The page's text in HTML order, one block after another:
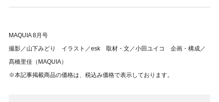
MAQUIA 8月号
撮影／山下みどり イラスト／esk 取材・文／小田ユイコ 企画・構成／
髙橋里佳（MAQUIA）
※本記事掲載商品の価格は、税込み価格で表示しております。